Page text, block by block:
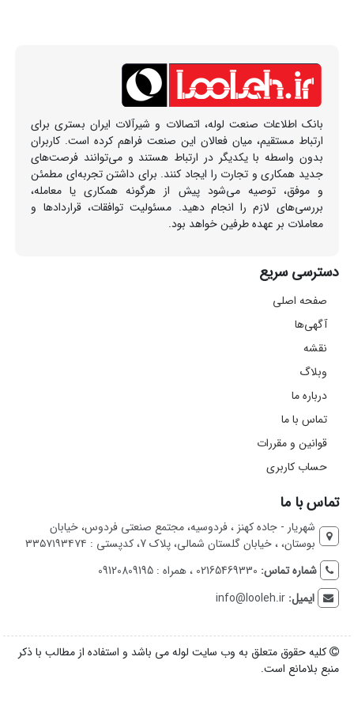
بانک اطلاعات صنعت لوله، اتصالات و شیرآلات ایران بستری برای
ارتباط مستقیم، میان فعالان این صنعت فراهم کرده است. کاربران
بدون واسطه با یکدیگر در ارتباط هستند و می‌توانند فرصت‌های
جدید همکاری و تجارت را ایجاد کنند. برای داشتن تجربه‌ای مطمئن
و موفق، توصیه می‌شود پیش از هرگونه همکاری یا معامله،
بررسی‌های لازم را انجام دهید. مسئولیت توافقات، قراردادها و
معاملات بر عهده طرفین خواهد بود.
دسترسی سریع
صفحه اصلی
آگهی‌ها
نقشه
وبلاگ
درباره ما
تماس با ما
قوانین و مقررات
حساب کاربری
تماس با ما
شهریار - جاده کهنز ، فردوسیه، مجتمع صنعتی فردوس، خیابان
بوستان، ، خیابان گلستان شمالی، پلاک 7، کدپستی : ۳۳۵۷۱۹۳۴۷۴
شماره تماس: 02165469330 ، همراه : 09120809195
ایمیل:info@looleh.ir
کلیه حقوق متعلق به وب سایت لوله می باشد و استفاده از مطالب با ذکر
منبع بلامانع است.